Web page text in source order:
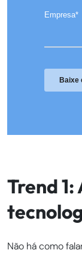
Trend 1:
Não há como